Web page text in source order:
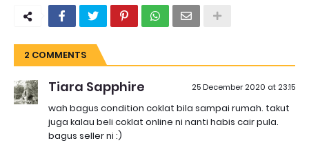
2 COMMENTS
Tiara Sapphire 25 December 2020 at 23:15
wah bagus condition coklat bila sampai rumah. takut
juga kalau beli coklat online ni nanti habis cair pula.
bagus seller ni :)